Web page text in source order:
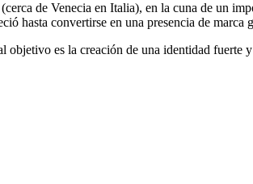
de Venecia en Italia), en la cuna de un
hasta convertirse en una presencia de marca
es la creación de una identidad fuerte